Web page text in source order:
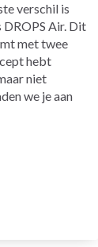
verschil is
DROPS Air. Dit
met twee
hebt
niet
we je aan